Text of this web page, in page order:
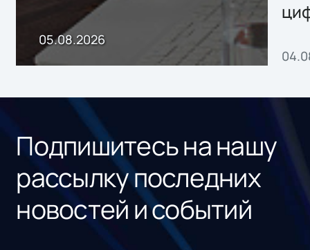
05.08.2026
Подпишитесь на нашу
рассылку последних
новостей и событий